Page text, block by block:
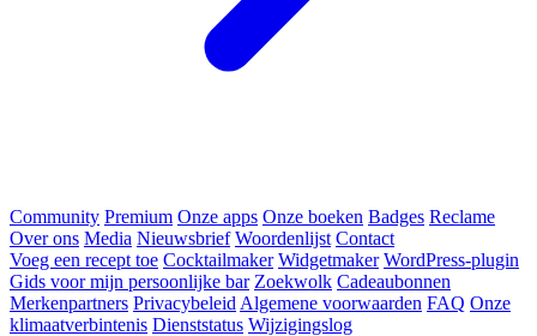
Community Premium Onze apps Onze boeken Badges Reclame
Over ons Media Nieuwsbrief Woordenlijst Contact
Voeg een recept toe Cocktailmaker Widgetmaker WordPress-plugin
Gids voor mijn persoonlijke bar Zoekwolk Cadeaubonnen
Merkenpartners Privacybeleid Algemene voorwaarden FAQ Onze
klimaatverbintenis Dienststatus Wijzigingslog